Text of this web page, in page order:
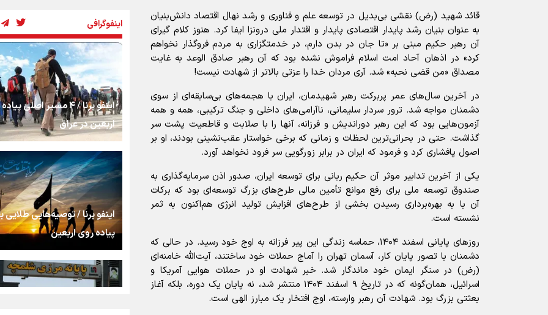
قائد شهید (رض) نقشی بی‌بدیل در توسعه علم و فناوری و رشد نهال اقتصاد دانش‌بنیان
به عنوان بنیان رشد پایدار اقتصادی پایدار و اقتدار ملی درونزا ایفا کرد. هنوز کلام گیرای
آن رهبر حکیم مبنی بر «تا جان در بدن دارم، در خدمتگزاری به مردم فروگذار نخواهم
کرد» در اذهان آحاد امت اسلام فراموش نشده بود که آن رهبر صادق الوعد به غایت
مصداق «من قضی نحبه» شد. آری مردان خدا را عزتی بالاتر از شهادت نیست!
در آخرین سال‌های عمر پربرکت رهبر شهیدمان، ایران با هجمه‌های بی‌سابقه‌ای از سوی
دشمنان مواجه شد. ترور سردار سلیمانی، ناآرامی‌های داخلی و جنگ ترکیبی، همه و همه
آزمون‌هایی بود که این رهبر دوراندیش و فرزانه، آنها را با صلابت و قاطعیت پشت سر
گذاشت. حتی در بحرانی‌ترین لحظات و زمانی که برخی خواستار عقب‌نشینی بودند، او بر
اصول پافشاری کرد و فرمود که ایران در برابر زورگویی سر فرود نخواهد آورد.
یکی از آخرین تدابیر موثر آن حکیم ربانی برای توسعه ایران، صدور اذن سرمایه‌گذاری به
صندوق توسعه ملی برای رفع موانع تأمین مالی طرح‌های بزرگ توسعه‌ای بود که برکات
آن با به بهره‌برداری رسیدن بخشی از طرح‌های افزایش تولید انرژی هم‌اکنون به ثمر
نشسته است.
روز‌های پایانی اسفند ۱۴۰۴، حماسه زندگی این پیر فرزانه به اوج خود رسید. در حالی که
دشمنان با تصور پایان کار، آسمان تهران را آماج حملات خود ساختند، آیت‌الله خامنه‌ای
(رض) در سنگر ایمان خود ماندگار شد. خبر شهادت او در حملات هوایی آمریکا و
اسرائیل، همان‌گونه که در تاریخ ۹ اسفند ۱۴۰۴ منتشر شد، نه پایان یک دوره، بلکه آغاز
بعثتی بزرگ بود. شهادت آن رهبر وارسته، اوج افتخار یک مبارز الهی است.
رسانه ملی و حق
شنیدن صدای
روایت ایران از کنار
از طلوع خیابان‌ها تا
اشک
جمله‌ای که بغض
را شکست؛ «آهای مردم،
تهران رفتند»
سه حسرتی که به
اینفوگرافی
اینفو برنا / ۴ مسیر اصلی
اربعین در عراق
اینفو برنا / توصیه‌هایی طلایی
پیاده روی اربعین